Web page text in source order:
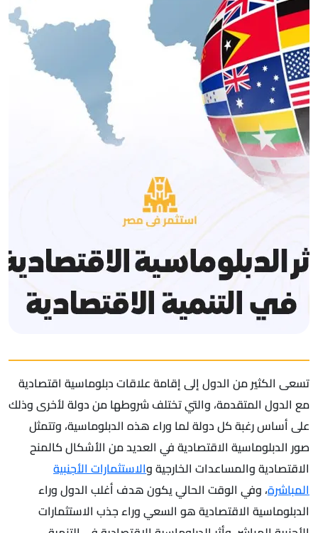
تسعى الكثير من الدول إلى إقامة علاقات دبلوماسية اقتصادية
مع الدول المتقدمة، والتي تختلف شروطها من دولة لأخرى وذلك
على أساس رغبة كل دولة لما وراء هذه الدبلوماسية، وتتمثل
صور الدبلوماسية الاقتصادية في العديد من الأشكال كالمنح
الاقتصادية والمساعدات الخارجية والاستثمارات الأجنبية
المباشرة، وفي الوقت الحالي يكون هدف أغلب الدول وراء
الدبلوماسية الاقتصادية هو السعي وراء جذب الاستثمارات